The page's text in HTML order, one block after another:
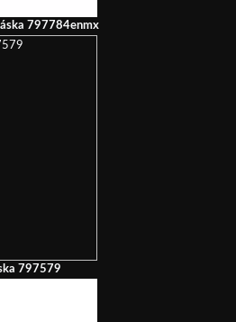
797784enmx
797579